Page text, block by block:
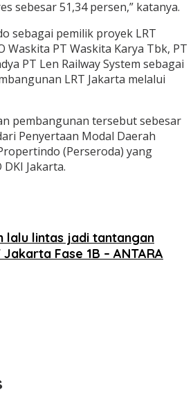
sebesar 51,34 persen,” katanya.
sebagai pemilik proyek LRT
Waskita PT Waskita Karya Tbk, PT
PT Len Railway System sebagai
LRT Jakarta melalui
pembangunan tersebut sebesar
Penyertaan Modal Daerah
(Perseroda) yang
Jakarta.
lalu lintas jadi tantangan
Fase 1B – ANTARA